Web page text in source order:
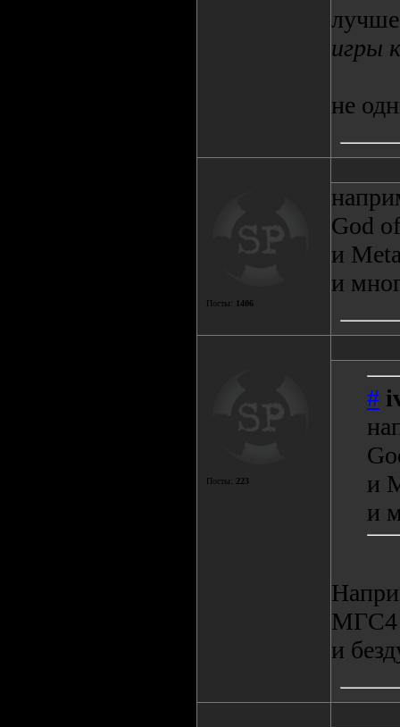
игры
не
Посты: 1406
God
и
и
Посты: 223
#
и
и
МГС4
и